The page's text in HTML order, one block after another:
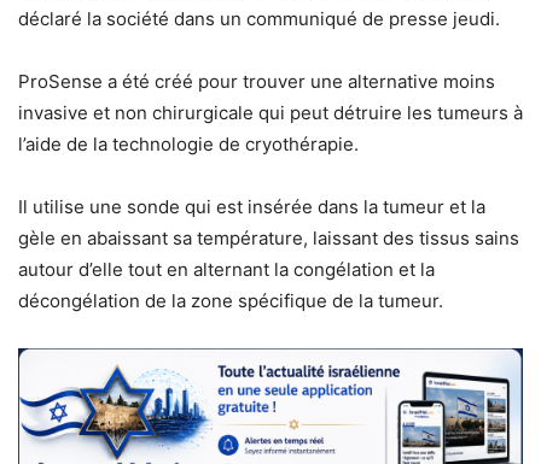
déclaré la société dans un communiqué de presse jeudi.
ProSense a été créé pour trouver une alternative moins
invasive et non chirurgicale qui peut détruire les tumeurs à
l’aide de la technologie de cryothérapie.
Il utilise une sonde qui est insérée dans la tumeur et la
gèle en abaissant sa température, laissant des tissus sains
autour d’elle tout en alternant la congélation et la
décongélation de la zone spécifique de la tumeur.